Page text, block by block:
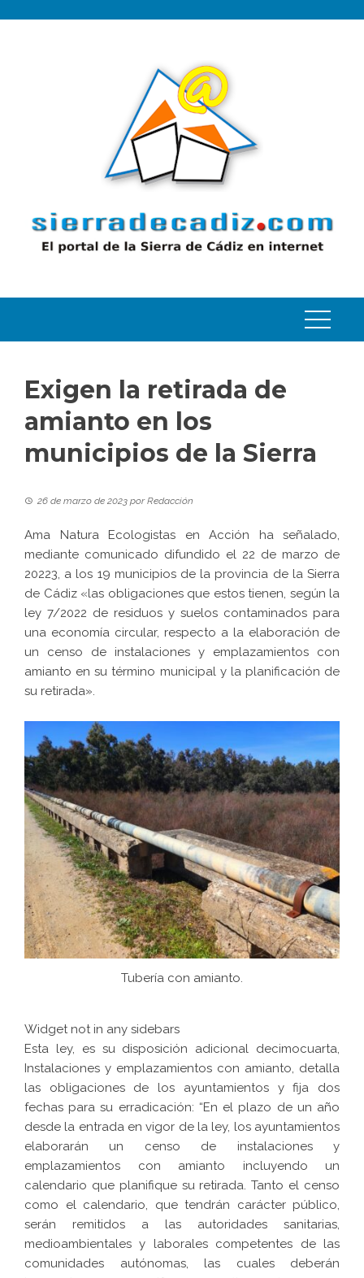
Exigen la retirada de
amianto en los
municipios de la Sierra
26 de marzo de 2023 porRedacción
Ama Natura Ecologistas en Acción ha señalado,
mediante comunicado difundido el 22 de marzo de
20223, a los 19 municipios de la provincia de la Sierra
de Cádiz «las obligaciones que estos tienen, según la
ley 7/2022 de residuos y suelos contaminados para
una economía circular, respecto a la elaboración de
un censo de instalaciones y emplazamientos con
amianto en su término municipal y la planificación de
su retirada».
Tubería con amianto.
Widget not in any sidebars
Esta ley, es su disposición adicional decimocuarta,
Instalaciones y emplazamientos con amianto, detalla
las obligaciones de los ayuntamientos y fija dos
fechas para su erradicación: “En el plazo de un año
desde la entrada en vigor de la ley, los ayuntamientos
elaborarán un censo de instalaciones y
emplazamientos con amianto incluyendo un
calendario que planifique su retirada. Tanto el censo
como el calendario, que tendrán carácter público,
serán remitidos a las autoridades sanitarias,
medioambientales y laborales competentes de las
comunidades autónomas, las cuales deberán